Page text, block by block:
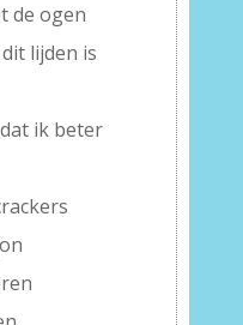
de ogen
lijden is
ik beter